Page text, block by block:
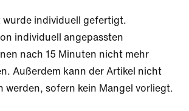
wurde individuell gefertigt.
individuell angepassten
nach 15 Minuten nicht mehr
Außerdem kann der Artikel nicht
werden, sofern kein Mangel vorliegt.